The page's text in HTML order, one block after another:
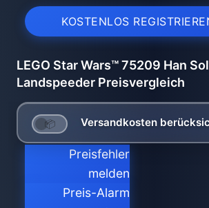
KOSTENLOS
LEGO Star Wars™ 75209 Han
Landspeeder Preisvergleich
Versandkosten
Preisfehler
melden
Preis-Alarm